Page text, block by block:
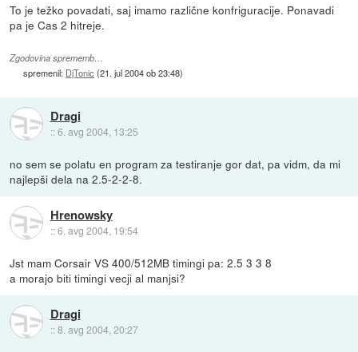
To je težko povadati, saj imamo različne konfriguracije. Ponavadi
pa je Cas 2 hitreje.
Zgodovina sprememb…
spremenil: DjTonic (21. jul 2004 ob 23:48)
Dragi
::6. avg 2004, 13:25
no sem se polatu en program za testiranje gor dat, pa vidm, da mi
najlepši dela na 2.5-2-2-8.
Hrenowsky
::6. avg 2004, 19:54
Jst mam Corsair VS 400/512MB timingi pa: 2.5 3 3 8
a morajo biti timingi vecji al manjsi?
Dragi
::8. avg 2004, 20:27